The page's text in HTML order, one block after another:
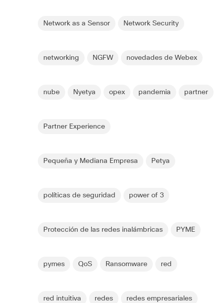
Network as a Sensor Network Security
networking NGFW novedades de Webex
nube Nyetya opex pandemia partner
Partner Experience
Pequeña y Mediana Empresa Petya
políticas de seguridad power of 3
Protección de las redes inalámbricas PYME
pymes QoS Ransomware red
red intuitiva redes redes empresariales